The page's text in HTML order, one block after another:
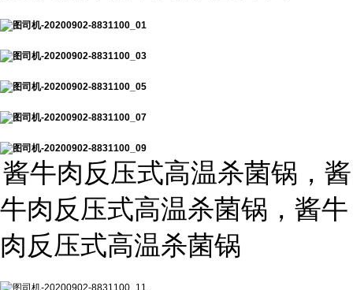
酱牛肉反压式高温杀菌锅，酱
牛肉反压式高温杀菌锅，酱牛
肉反压式高温杀菌锅